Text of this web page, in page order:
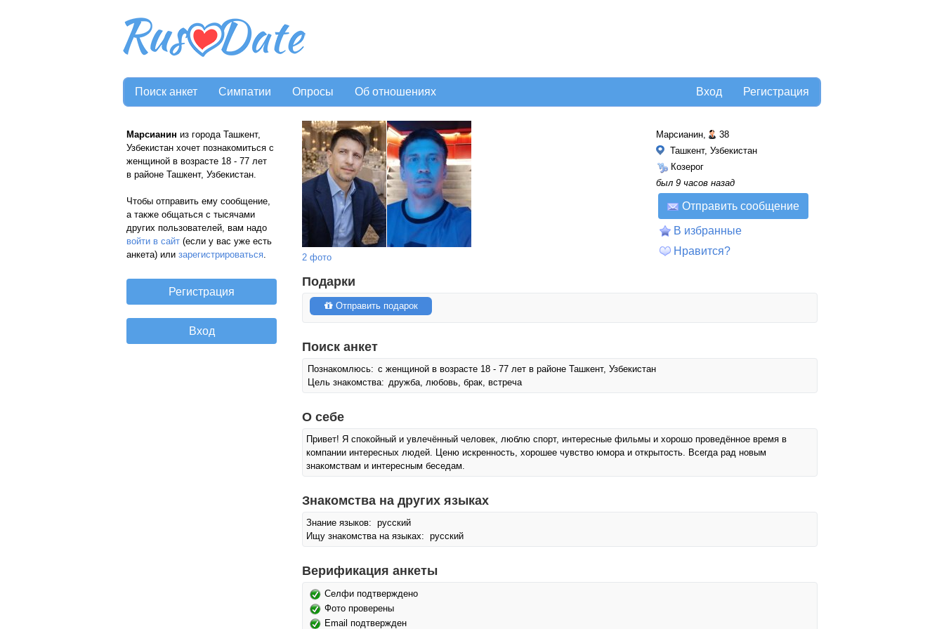
Поиск анкет Симпатии Опросы Об отношениях Регистрация
Вход
Марсианин из города Ташкент,
Узбекистан хочет познакомиться с
женщиной в возрасте 18 - 77 лет
в районе Ташкент, Узбекистан.
Чтобы отправить ему сообщение,
а также общаться с тысячами
других пользователей, вам надо
войти в сайт (если у вас уже есть
анкета) или зарегистрироваться. 2 фото
Марсианин,
38
Ташкент, Узбекистан
Козерог
был 9 часов назад
Отправить сообщение
В избранные
Нравится?
Подарки
Отправить подарок
Поиск анкет
Познакомлюсь: с женщиной в возрасте 18 - 77 лет в районе Ташкент, Узбекистан
Цель знакомства: дружба, любовь, брак, встреча
О себе
Привет! Я спокойный и увлечённый человек, люблю спорт, интересные фильмы и хорошо проведённое время в
компании интересных людей. Ценю искренность, хорошее чувство юмора и открытость. Всегда рад новым
знакомствам и интересным беседам.
Знакомства на других языках
Знание языков: русский
Ищу знакомства на языках: русский
Верификация анкеты
Селфи подтверждено
Фото проверены
Email подтвержден